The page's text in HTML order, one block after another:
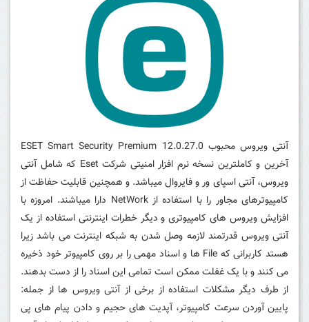
آنتی ویروس محبوب ESET Smart Security Premium 12.0.27.0
آخرین و کاملترین نسخه نرم افزار امنیتی شرکت Eset که شامل آنتی
ویروس، آنتی اسپای ور و فایروال میباشد. و همچنین قابلیت حفاظت از
کامپیوترهای مجاور را با استفاده از NetWork دارا میباشند. امروزه با
افزایش ویروس های کامپیوتری و دیگر خطرات اینترنتی استفاده از یک
آنتی ویروس قدرتمند لازمه وصل شدن به شبکه اینترنت می باشد زیرا
هستد کاربرانی که File ها و اسناد مهمی را بر روی کامپیوتر خود ذخیره
می کنند و با یک غفلت ممکن است تمامی این اسناد را از دست بدهند.
از طرف دیگر مشکلات استفاده از برخی از آنتی ویروس ها از جمله:
پایین آوردن سرعت کامپیوتر، آپدیت های حجیم و دادن پیام های پی